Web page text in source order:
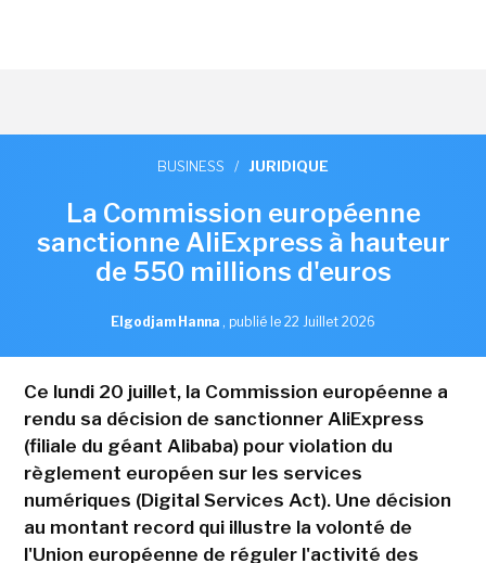
BUSINESS / JURIDIQUE
La Commission européenne
sanctionne AliExpress à hauteur
de 550 millions d'euros
Elgodjam Hanna , publié le 22 Juillet 2026
Ce lundi 20 juillet, la Commission européenne a
rendu sa décision de sanctionner AliExpress
(filiale du géant Alibaba) pour violation du
règlement européen sur les services
numériques (Digital Services Act). Une décision
au montant record qui illustre la volonté de
l'Union européenne de réguler l'activité des